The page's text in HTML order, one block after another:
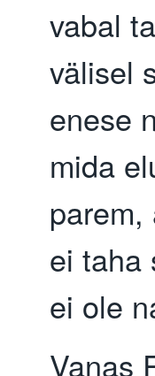
vabal
välisel
enese
mida
ei taha
ei ole
Vanas